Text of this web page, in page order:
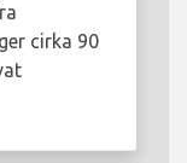
cirka 90